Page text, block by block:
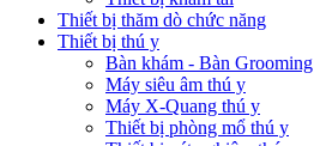
Thiết bị thăm dò chức năng
Thiết bị thú y
Bàn khám - Bàn Grooming
Máy siêu âm thú y
Máy X-Quang thú y
Thiết bị phòng mổ thú y